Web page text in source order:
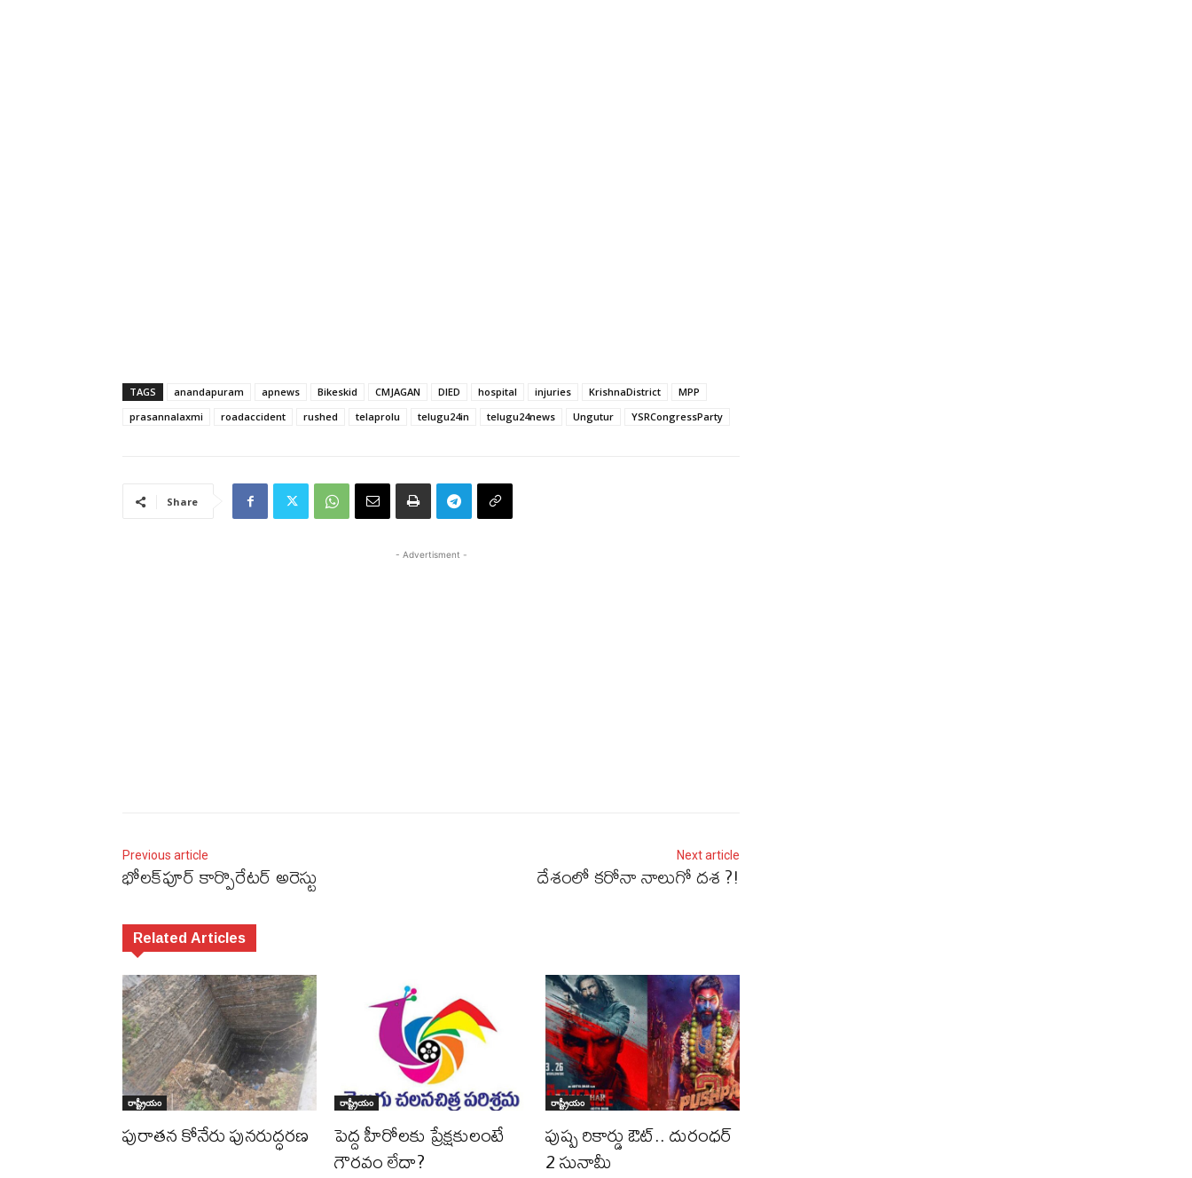
TAGS anandapuram apnews Bikeskid CMJAGAN DIED hospital injuries KrishnaDistrict
MPP
prasannalaxmi
roadaccident rushed telaprolu telugu24in telugu24news Ungutur YSRCongressParty
Share
- Advertisment -
Previous article
భోలక్‌పూర్‌ కార్పొరేటర్‌ అరెస్టు
Next article
దేశంలో కరోనా నాలుగో దశ ?!
Related Articles
రాష్ట్రీయం
పురాత‌న కోనేరు పున‌రుద్ధ‌ర‌ణ
రాష్ట్రీయం
పెద్ద హీరోల‌కు ప్రేక్ష‌కులంటే
గౌర‌వం లేదా?
రాష్ట్రీయం
పుష్ప రికార్డు ఔట్‌.. దురంధ‌ర్
2 సునామీ